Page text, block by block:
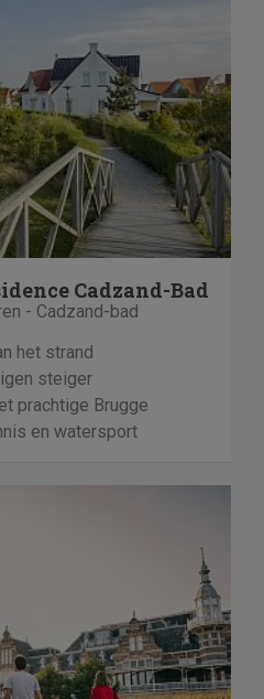
Cadzand-Bad
- Cadzand-bad
het strand
steiger
prachtige Brugge
en watersport